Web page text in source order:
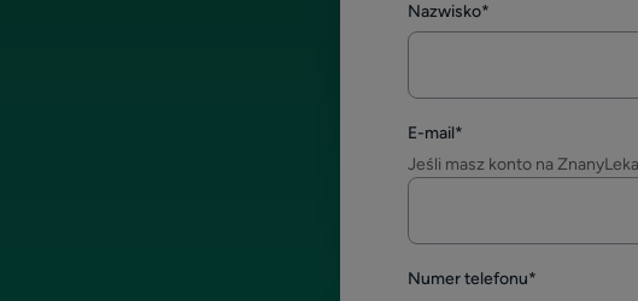
Nazwisko*
E-mail*
Jeśli masz konto na
Numer telefonu*